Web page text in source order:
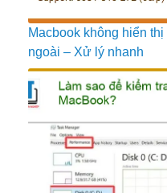
Macbook không hiển
ngoài – Xử lý nhanh